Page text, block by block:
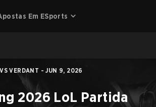
Em ESports
VERDANT - JUN 9, 2026
2026 LoL Partida